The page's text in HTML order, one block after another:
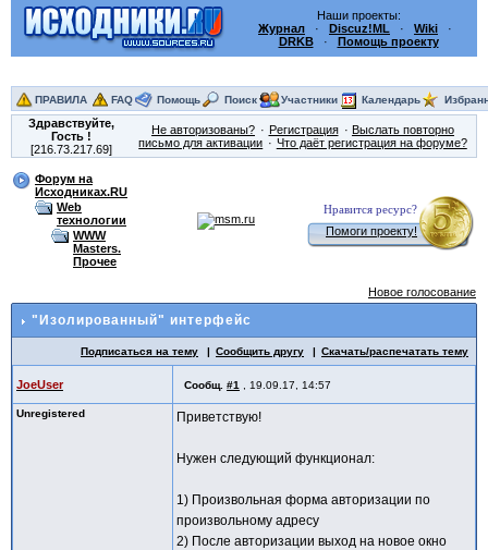
Наши проекты:
Журнал · Discuz!ML · Wiki ·
DRKB· Помощь проекту
ПРАВИЛА FAQ Помощь Поиск Участники Календарь
Здравствуйте,
Гость!
[216.73.217.69]
Не авторизованы? Регистрация
Выслать повторно
письмо для активации
Что даёт регистрация на форуме?
Форум на
Исходниках.RU
Web
технологии
WWW
Masters.
Прочее
Нравится ресурс?
Помоги проекту!
Новое голосование
"Изолированный" интерфейс
Подписаться на тему Сообщить другу Скачать/распечатать тему
JoeUser Сообщ. #1 19.09.17, 14:57
Unregistered Приветствую!
Нужен следующий функционал:
1) Произвольная форма авторизации по
произвольному адресу
2) После авторизации выход на новое окно